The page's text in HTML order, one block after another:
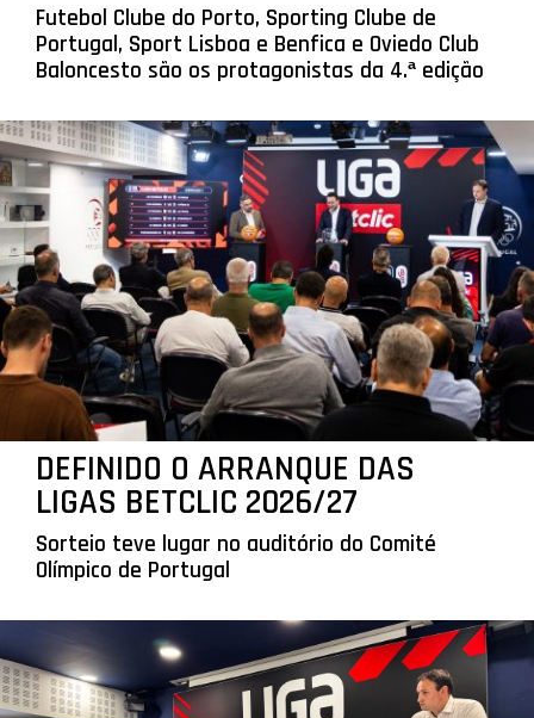
Futebol Clube do Porto, Sporting Clube de
Portugal, Sport Lisboa e Benfica e Oviedo Club
Baloncesto são os protagonistas da 4.ª edição
DEFINIDO O ARRANQUE DAS
LIGAS BETCLIC 2026/27
Sorteio teve lugar no auditório do Comité
Olímpico de Portugal